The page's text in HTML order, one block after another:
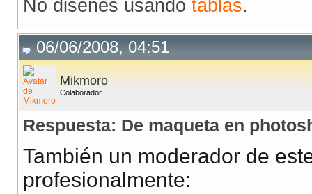
No diseñes usando tablas.
06/06/2008, 04:51
Mikmoro
Colaborador
Respuesta: De maqueta en
También un moderador de
profesionalmente: